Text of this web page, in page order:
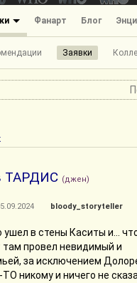
Фанарт Блог
Заявки
ТАРДИС (джен)
bloody_storyteller
в стены Каситы и...
там провел невидимый и
за исключением
никому и ничего не